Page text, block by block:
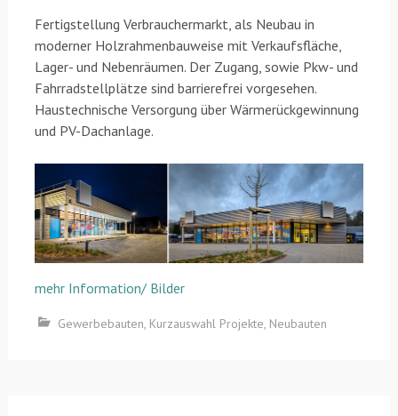
Fertigstellung Verbrauchermarkt, als Neubau in
moderner Holzrahmenbauweise mit Verkaufsfläche,
Lager- und Nebenräumen. Der Zugang, sowie Pkw- und
Fahrradstellplätze sind barrierefrei vorgesehen.
Haustechnische Versorgung über Wärmerückgewinnung
und PV-Dachanlage.
mehr Information/ Bilder
Gewerbebauten, Kurzauswahl Projekte, Neubauten